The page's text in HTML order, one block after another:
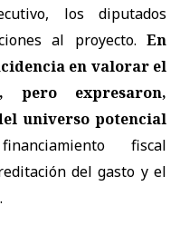
los diputados
al proyecto. En
en valorar el
expresaron,
universo potencial
fiscal
del gasto y el